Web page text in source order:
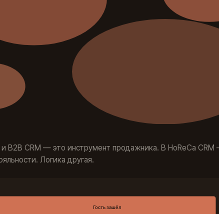
B2B CRM — это инструмент продажника. В HoReCa
Логика другая.